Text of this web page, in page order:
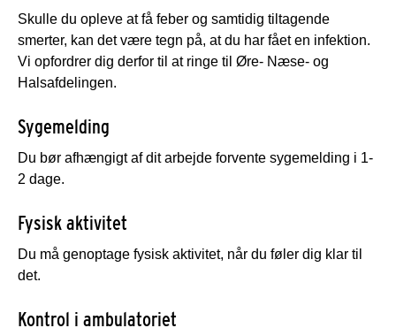
Skulle du opleve at få feber og samtidig tiltagende
smerter, kan det være tegn på, at du har fået en infektion.
Vi opfordrer dig derfor til at ringe til Øre- Næse- og
Halsafdelingen.
Sygemelding
Du bør afhængigt af dit arbejde forvente sygemelding i 1-
2 dage.
Fysisk aktivitet
Du må genoptage fysisk aktivitet, når du føler dig klar til
det.
Kontrol i ambulatoriet